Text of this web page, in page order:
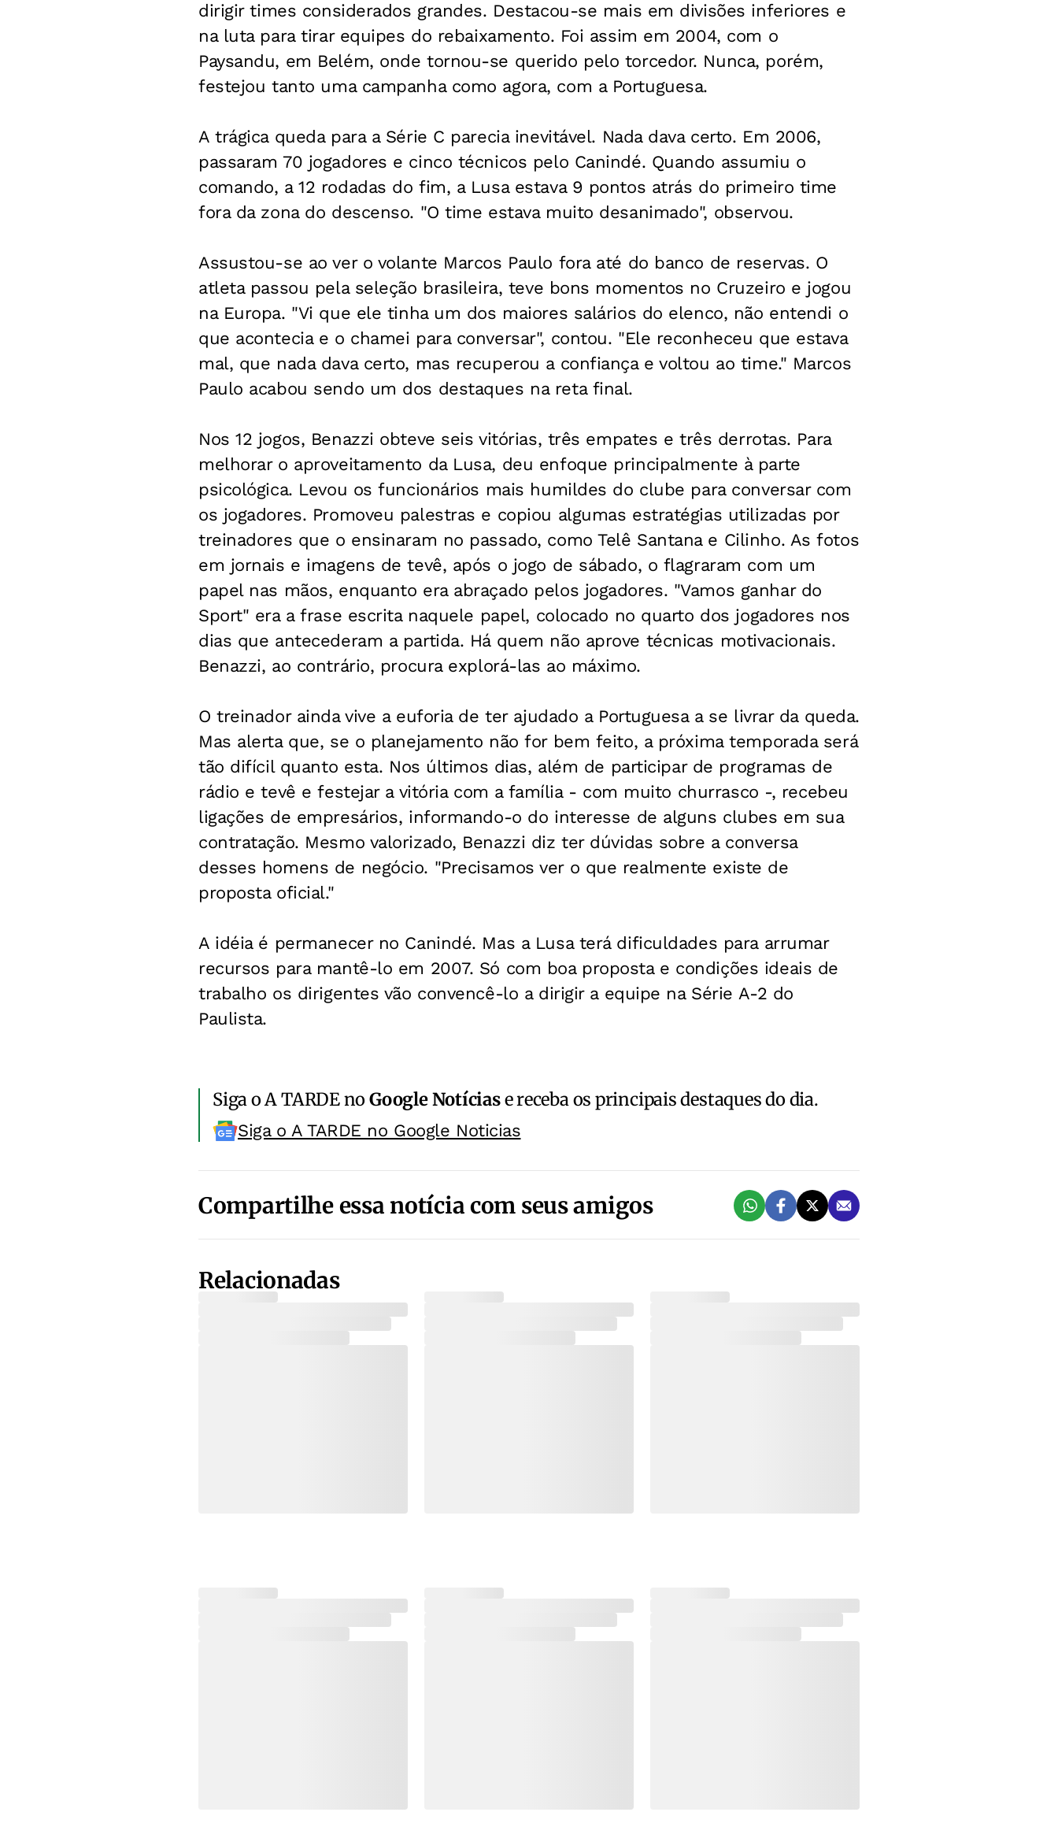
dirigir times considerados grandes. Destacou-se mais em divisões inferiores e
na luta para tirar equipes do rebaixamento. Foi assim em 2004, com o
Paysandu, em Belém, onde tornou-se querido pelo torcedor. Nunca, porém,
festejou tanto uma campanha como agora, com a Portuguesa.
A trágica queda para a Série C parecia inevitável. Nada dava certo. Em 2006,
passaram 70 jogadores e cinco técnicos pelo Canindé. Quando assumiu o
comando, a 12 rodadas do fim, a Lusa estava 9 pontos atrás do primeiro time
fora da zona do descenso. "O time estava muito desanimado", observou.
Assustou-se ao ver o volante Marcos Paulo fora até do banco de reservas. O
atleta passou pela seleção brasileira, teve bons momentos no Cruzeiro e jogou
na Europa. "Vi que ele tinha um dos maiores salários do elenco, não entendi o
que acontecia e o chamei para conversar", contou. "Ele reconheceu que estava
mal, que nada dava certo, mas recuperou a confiança e voltou ao time." Marcos
Paulo acabou sendo um dos destaques na reta final.
Nos 12 jogos, Benazzi obteve seis vitórias, três empates e três derrotas. Para
melhorar o aproveitamento da Lusa, deu enfoque principalmente à parte
psicológica. Levou os funcionários mais humildes do clube para conversar com
os jogadores. Promoveu palestras e copiou algumas estratégias utilizadas por
treinadores que o ensinaram no passado, como Telê Santana e Cilinho. As fotos
em jornais e imagens de tevê, após o jogo de sábado, o flagraram com um
papel nas mãos, enquanto era abraçado pelos jogadores. "Vamos ganhar do
Sport" era a frase escrita naquele papel, colocado no quarto dos jogadores nos
dias que antecederam a partida. Há quem não aprove técnicas motivacionais.
Benazzi, ao contrário, procura explorá-las ao máximo.
O treinador ainda vive a euforia de ter ajudado a Portuguesa a se livrar da queda.
Mas alerta que, se o planejamento não for bem feito, a próxima temporada será
tão difícil quanto esta. Nos últimos dias, além de participar de programas de
rádio e tevê e festejar a vitória com a família - com muito churrasco -, recebeu
ligações de empresários, informando-o do interesse de alguns clubes em sua
contratação. Mesmo valorizado, Benazzi diz ter dúvidas sobre a conversa
desses homens de negócio. "Precisamos ver o que realmente existe de
proposta oficial."
A idéia é permanecer no Canindé. Mas a Lusa terá dificuldades para arrumar
recursos para mantê-lo em 2007. Só com boa proposta e condições ideais de
trabalho os dirigentes vão convencê-lo a dirigir a equipe na Série A-2 do
Paulista.
Siga o A TARDE noGoogle Notíciase receba os principais destaques do dia.
Siga o A TARDE no Google Noticias
Compartilhe essa notícia com seus amigos
Relacionadas